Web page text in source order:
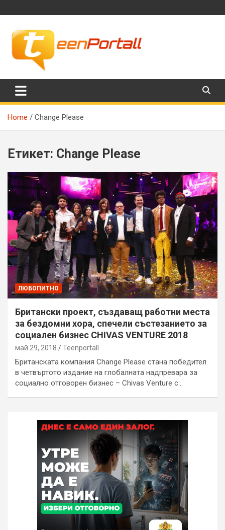
to
TeenPortall
Home Change Please
Етикет: Change Please
ЛЮБОПИТНО
Британски проект, създаващ работни места
за бездомни хора, спечели състезанието за
социален бизнес CHIVAS VENTURE 2018
май 29, 2018 Teenportall
Британската компания Change Please стана победител
в четвъртото издание на глобалната надпревара за
социално отговорен бизнес – Chivas Venture с…